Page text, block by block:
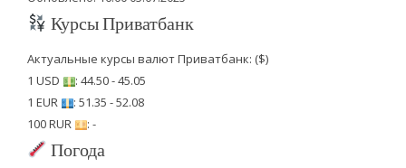
Курсы Приватбанк
Актуальные курсы валют Приватбанк: ($)
1 USD
: 44.50 - 45.05
1 EUR
: 51.35 - 52.08
100 RUR
: -
Погода